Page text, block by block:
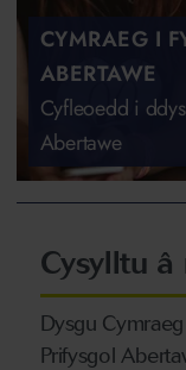
CYMRAEG I
ABERTAWE
Cyfleoedd i
Abertawe
Cysylltu â
Dysgu
Prifysgol